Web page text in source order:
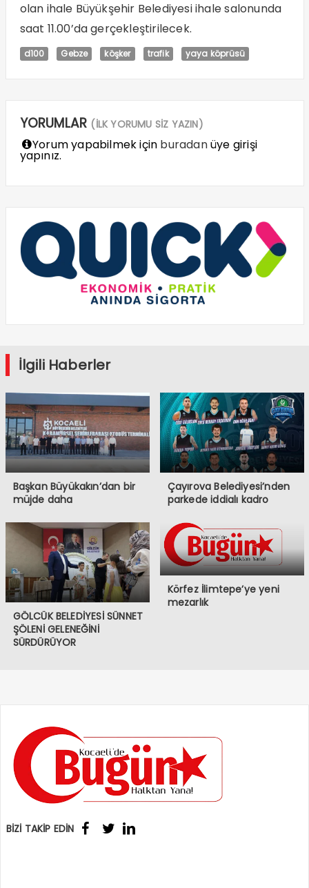
olan ihale Büyükşehir Belediyesi ihale salonunda
saat 11.00’da gerçekleştirilecek.
d100 Gebze köşker trafik yaya köprüsü
YORUMLAR (İLK YORUMU SİZ YAZIN)
Yorum yapabilmek için buradanüye girişi
yapınız.
İlgili Haberler
Başkan Büyükakın’dan bir
müjde daha
Çayırova Belediyesi’nden
parkede iddialı kadro
GÖLCÜK BELEDİYESİ SÜNNET
ŞÖLENİ GELENEĞİNİ
SÜRDÜRÜYOR
Körfez İlimtepe’ye yeni
mezarlık
BİZİ TAKİP EDİN